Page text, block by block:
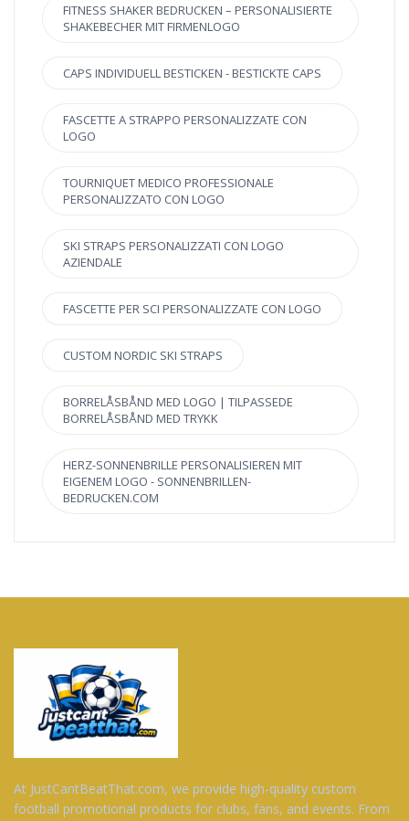
FITNESS SHAKER BEDRUCKEN – PERSONALISIERTE
SHAKEBECHER MIT FIRMENLOGO
CAPS INDIVIDUELL BESTICKEN - BESTICKTE CAPS
FASCETTE A STRAPPO PERSONALIZZATE CON
LOGO
TOURNIQUET MEDICO PROFESSIONALE
PERSONALIZZATO CON LOGO
SKI STRAPS PERSONALIZZATI CON LOGO
AZIENDALE
FASCETTE PER SCI PERSONALIZZATE CON LOGO
CUSTOM NORDIC SKI STRAPS
BORRELÅSBÅND MED LOGO | TILPASSEDE
BORRELÅSBÅND MED TRYKK
HERZ-SONNENBRILLE PERSONALISIEREN MIT
EIGENEM LOGO - SONNENBRILLEN-
BEDRUCKEN.COM
At JustCantBeatThat.com, we provide high-quality custom
football promotional products for clubs, fans, and events. From